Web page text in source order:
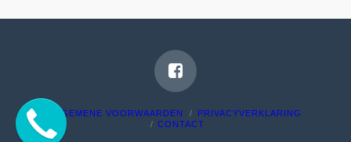
ALGEMENE VOORWAARDEN
PRIVACYVERKLARING
CONTACT